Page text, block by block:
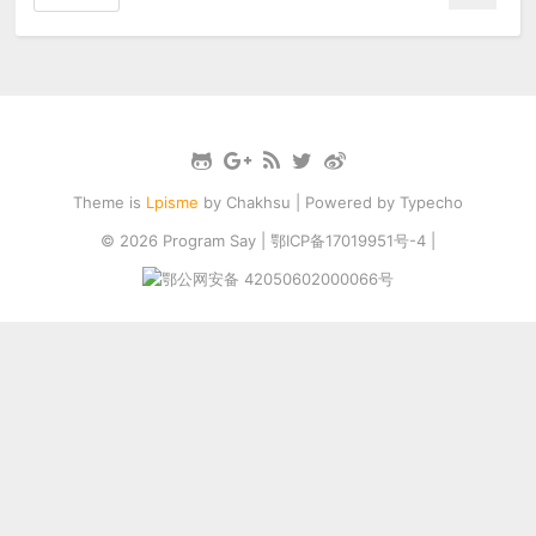
Theme is Lpisme by Chakhsu | Powered by Typecho
© 2026 Program Say 鄂ICP备17019951号-4
鄂公网安备 42050602000066号